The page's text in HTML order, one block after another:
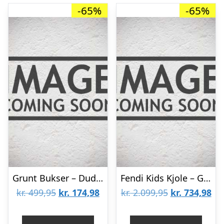
-65%
Grunt Bukser – Dude Ankle – Navy
kr.499,95 Den
kr. 174,98Den
-65%
Fendi Kids Kjole – Gråmeleret m. Flæser/FendiRumi
kr.2.099,95 Den
kr. 734,98